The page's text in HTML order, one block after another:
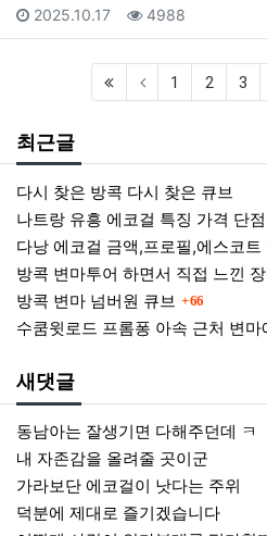
등록일
2025.10.17 조회
4988
(first) 1 2 3
최근글
다시 찾은 방콕 다시 찾은 큐브
다낭 에코걸 금액,프로필,에스코트
방콕 변마 넘버원 큐브 66
수쿰윗로드 프롬퐁 아속 근처 변마
새댓글
동남아는 잘생기면 다해주던데 ㅋ
내 자존감을 올려줄 곳이군
가라보단 에코걸이 낫다는 주위
덕분에 제대로 즐기겠습니다